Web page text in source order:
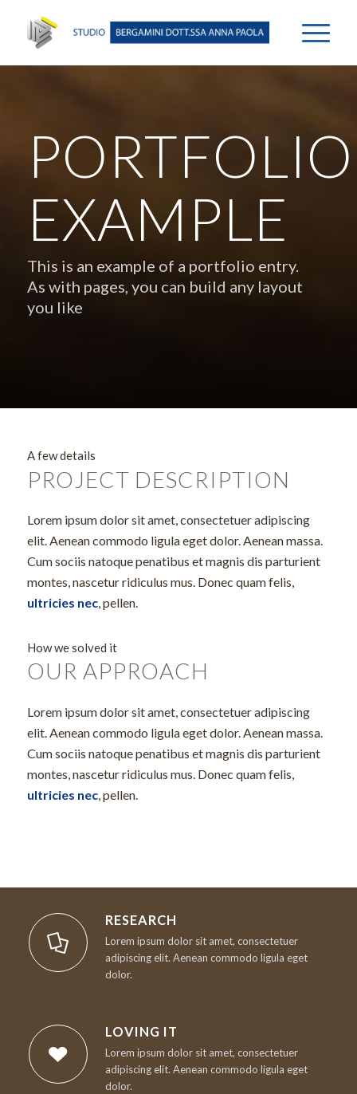
PORTFOLIO
EXAMPLE
This is an example of a portfolio entry.
As with pages, you can build any layout
you like
A few details
PROJECT DESCRIPTION
Lorem ipsum dolor sit amet, consectetuer adipiscing
elit. Aenean commodo ligula eget dolor. Aenean massa.
Cum sociis natoque penatibus et magnis dis parturient
montes, nascetur ridiculus mus. Donec quam felis,
ultricies nec, pellen.
How we solved it
OUR APPROACH
Lorem ipsum dolor sit amet, consectetuer adipiscing
elit. Aenean commodo ligula eget dolor. Aenean massa.
Cum sociis natoque penatibus et magnis dis parturient
montes, nascetur ridiculus mus. Donec quam felis,
ultricies nec, pellen.
RESEARCH
Lorem ipsum dolor sit amet, consectetuer
adipiscing elit. Aenean commodo ligula eget
dolor.
LOVING IT
Lorem ipsum dolor sit amet, consectetuer
adipiscing elit. Aenean commodo ligula eget
dolor.